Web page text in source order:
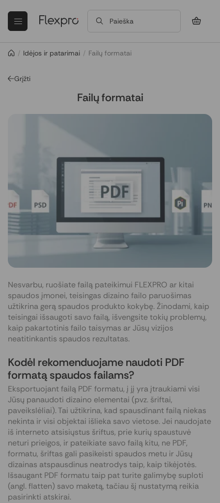
Paieška
/ Idėjos ir patarimai / Failų formatai
Grįžti
Failų formatai
Nesvarbu, ruošiate failą pateikimui FLEXPRO ar kitai
spaudos įmonei, teisingas dizaino failo paruošimas
užtikrina gerą spaudos produkto kokybę. Žinodami, kaip
teisingai išsaugoti savo failą, išvengsite tokių problemų,
kaip pakartotinis failo taisymas ar Jūsų vizijos
neatitinkantis spaudos rezultatas.
Kodėl rekomenduojame naudoti PDF
formatą spaudos failams?
Eksportuojant failą PDF formatu, į jį yra įtraukiami visi
Jūsų panaudoti dizaino elementai (pvz. šriftai,
paveikslėliai). Tai užtikrina, kad spausdinant failą niekas
nekinta ir visi objektai išlieka savo vietose. Jei naudojate
iš interneto atsisiųstus šriftus, prie kurių spaustuvė
neturi prieigos, ir pateikiate savo failą kitu, ne PDF,
formatu, šriftas gali pasikeisti spaudos metu ir Jūsų
dizainas atspausdinus neatrodys taip, kaip tikėjotės.
Išsaugant PDF formatu taip pat turite galimybę suploti
(angl. flatten) savo maketą, tačiau šį nustatymą reikia
pasirinkti atskirai.